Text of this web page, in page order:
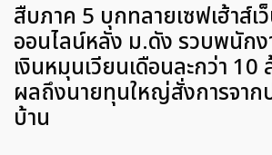
สืบภาค 5 บุกทลายเซฟเฮ้าส์เ
ออนไลน์หลัง ม.ดัง รวบพนัก
เงินหมุนเวียนเดือนละกว่า 10
ผลถึงนายทุนใหญ่สั่งการจาก
บ้าน